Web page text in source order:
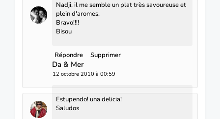
Nadji, il me semble un plat très savoureuse et
plein d'aromes.
Bravo!!!!
Bisou
Répondre Supprimer
Da & Mer
12 octobre 2010 à 00:59
Estupendo! una delicia!
Saludos